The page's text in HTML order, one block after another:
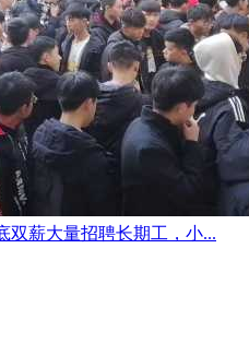
薪大量招聘长期工，小...